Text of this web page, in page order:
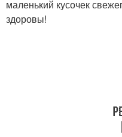
маленький кусочек
здоровы!